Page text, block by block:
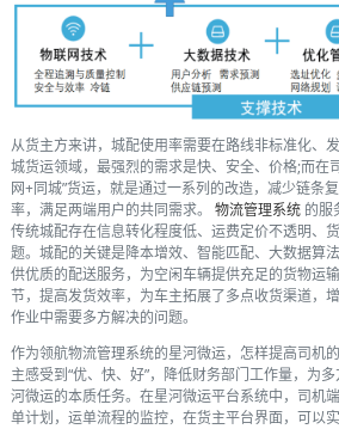
从货主方来讲，城配使用率需要在路线非标准化、
城货运领域，最强烈的需求是快、安全、价格;而在
网+同城”货运，就是通过一系列的改造，减少链条
率，满足两端用户的共同需求。 物流管理系统 的服
传统城配存在信息转化程度低、运费定价不透明、
题。城配的关键是降本增效、智能匹配、大数据算
供优质的配送服务，为空闲车辆提供充足的货物运
节，提高发货效率，为车主拓展了多点收货渠道，
作业中需要多方解决的问题。
作为领航物流管理系统的星河微运，怎样提高司机
主感受到“优、快、好”，降低财务部门工作量，为
河微运的本质任务。在星河微运平台系统中，司机
单计划，运单流程的监控，在货主平台界面，可以